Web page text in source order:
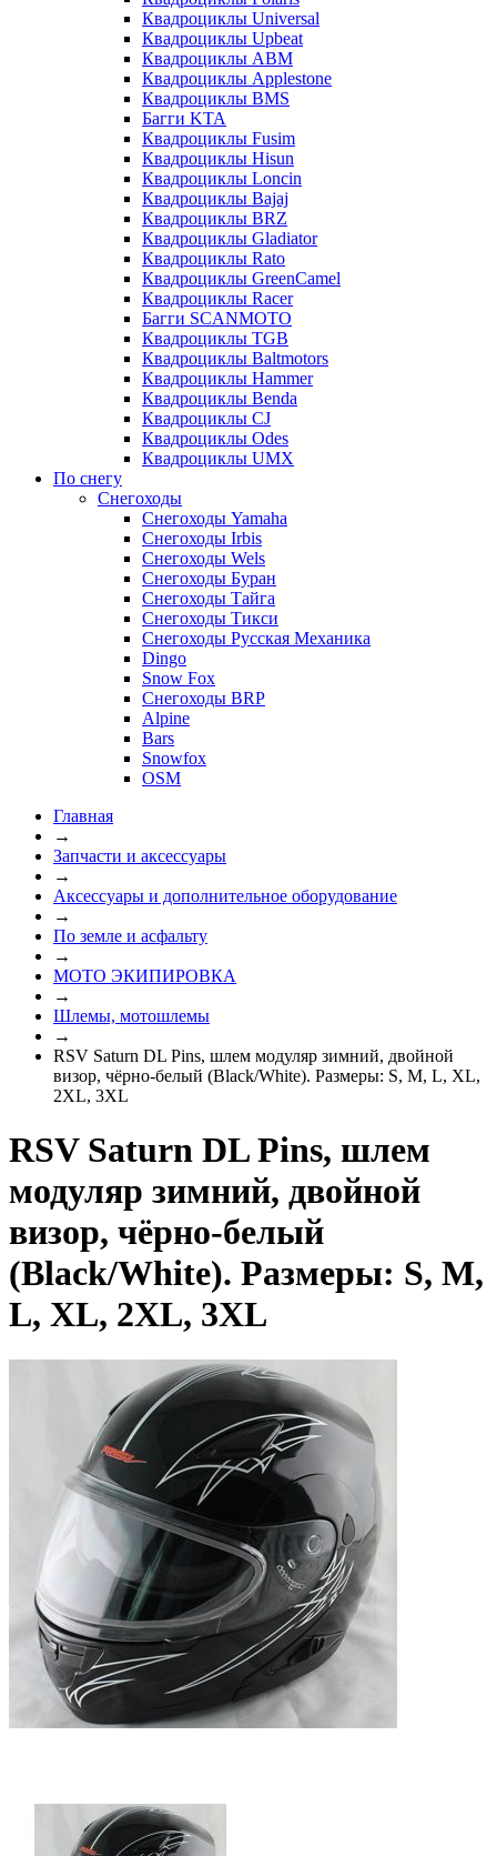
Квадроциклы Universal
Квадроциклы Upbeat
Квадроциклы ABM
Квадроциклы Applestone
Квадроциклы BMS
Багги KTA
Квадроциклы Fusim
Квадроциклы Hisun
Квадроциклы Loncin
Квадроциклы Bajaj
Квадроциклы BRZ
Квадроциклы Gladiator
Квадроциклы Rato
Квадроциклы GreenCamel
Квадроциклы Racer
Багги SCANMOTO
Квадроциклы TGB
Квадроциклы Baltmotors
Квадроциклы Hammer
Квадроциклы Benda
Квадроциклы CJ
Квадроциклы Odes
Квадроциклы UMX
По снегу
Снегоходы
Снегоходы Yamaha
Снегоходы Irbis
Снегоходы Wels
Снегоходы Буран
Снегоходы Тайга
Снегоходы Тикси
Снегоходы Русская Механика
Dingo
Snow Fox
Снегоходы BRP
Alpine
Bars
Snowfox
OSM
Главная
→
Запчасти и аксессуары
→
Аксессуары и дополнительное оборудование
→
По земле и асфальту
→
МОТО ЭКИПИРОВКА
→
Шлемы, мотошлемы
→
RSV Saturn DL Pins, шлем модуляр зимний, двойной
визор, чёрно-белый (Black/White). Размеры: S, M, L, XL,
2XL, 3XL
RSV Saturn DL Pins, шлем
модуляр зимний, двойной
визор, чёрно-белый
(Black/White). Размеры: S, M,
L, XL, 2XL, 3XL